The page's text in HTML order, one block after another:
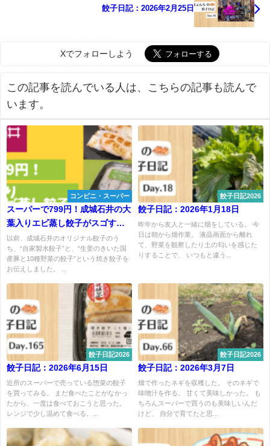
餃子日記：2026年2月25日
Xでフォローしよう
この記事を読んでいる人は、こちらの記事も読んで
います。
コンビニ・スーパー
スーパーで799円！成城石井の大
葉入りエビ蒸し餃子がスゴすぎ
た
以前、成城石井のオリジナル餃子のう
ち、“自家製水餃子”と、“生姜のきいた国
産豚と10種野菜の餃子”という焼き餃子を
お伝えしました。 ...
餃子日記2026
餃子日記：2026年1月18日
昨年から友人と一緒に畑をしている。 今
日は朝から畑作業。 液晶画面から離れ
て、野菜を観察したり土の匂いを感じた
りすることで、 いつもと違う...
餃子日記2026
餃子日記：2026年6月15日
近所のスーパーで売っている惣菜の餃子
を買ってみる。 まだ食べたことがなかっ
たから、一度は食べておこうと思った。
レンジで少し温めて食べる。...
餃子日記2026
餃子日記：2026年3月7日
畑で作ったネギを収穫した。 そのネギで
味噌汁を作る。 甘くて美味しかった。 も
ちろんスーパーで買うのも美味しいんだ
けど、 自分で育てたと思...